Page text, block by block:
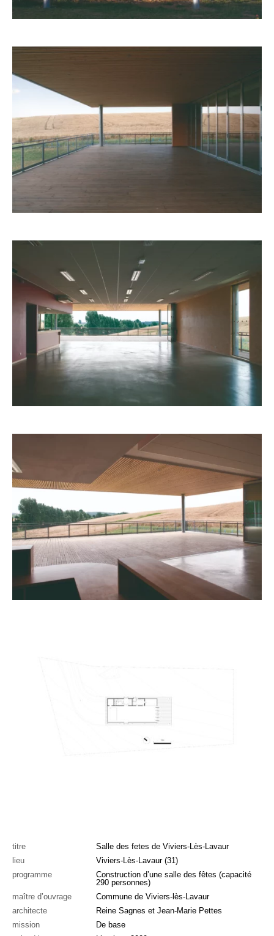
titre
Salle des fetes de Viviers-Lès-Lavaur
lieu
Viviers-Lès-Lavaur (31)
programme
Construction d’une salle des fêtes (capacité
290 personnes)
maître d’ouvrage
Commune de Viviers-lès-Lavaur
architecte
Reine Sagnes et Jean-Marie Pettes
mission
De base